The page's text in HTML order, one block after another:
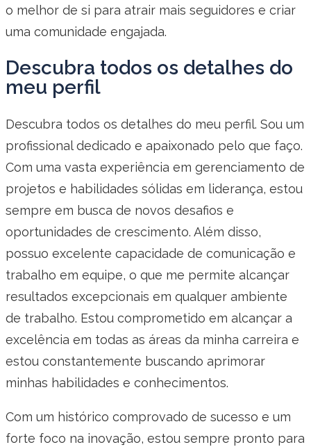
o melhor de si para atrair mais seguidores e criar
uma comunidade engajada.
Descubra todos os detalhes do
meu perfil
Descubra todos os detalhes do meu perfil. Sou um
profissional dedicado e apaixonado pelo que faço.
Com uma vasta experiência em gerenciamento de
projetos e habilidades sólidas em liderança, estou
sempre em busca de novos desafios e
oportunidades de crescimento. Além disso,
possuo excelente capacidade de comunicação e
trabalho em equipe, o que me permite alcançar
resultados excepcionais em qualquer ambiente
de trabalho. Estou comprometido em alcançar a
excelência em todas as áreas da minha carreira e
estou constantemente buscando aprimorar
minhas habilidades e conhecimentos.
Com um histórico comprovado de sucesso e um
forte foco na inovação, estou sempre pronto para